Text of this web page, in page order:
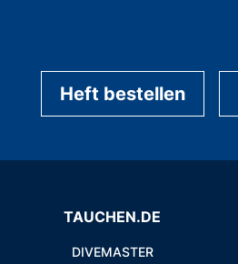
Heft bestellen
TAUCHEN.DE
DIVEMASTER